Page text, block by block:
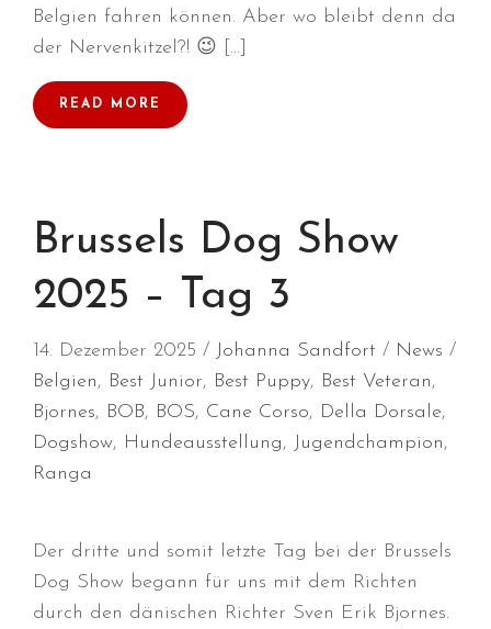
Oktober 2025
Januar 2025
Dezember 2024
Oktober 2024
September 2024
August 2024
Juli 2024
April 2024
März 2024
Januar 2024
Belgien fahren können. Aber wo bleibt denn da
der Nervenkitzel?! 😉 […]
READ MORE
Brussels Dog Show
2025 – Tag 3
14. Dezember 2025 Johanna Sandfort
News
Belgien, Best Junior, Best Puppy, Best Veteran,
Bjornes, BOB, BOS, Cane Corso, Della Dorsale,
Dogshow, Hundeausstellung, Jugendchampion,
Ranga
Der dritte und somit letzte Tag bei der Brussels
Dog Show begann für uns mit dem Richten
durch den dänischen Richter Sven Erik Bjornes.